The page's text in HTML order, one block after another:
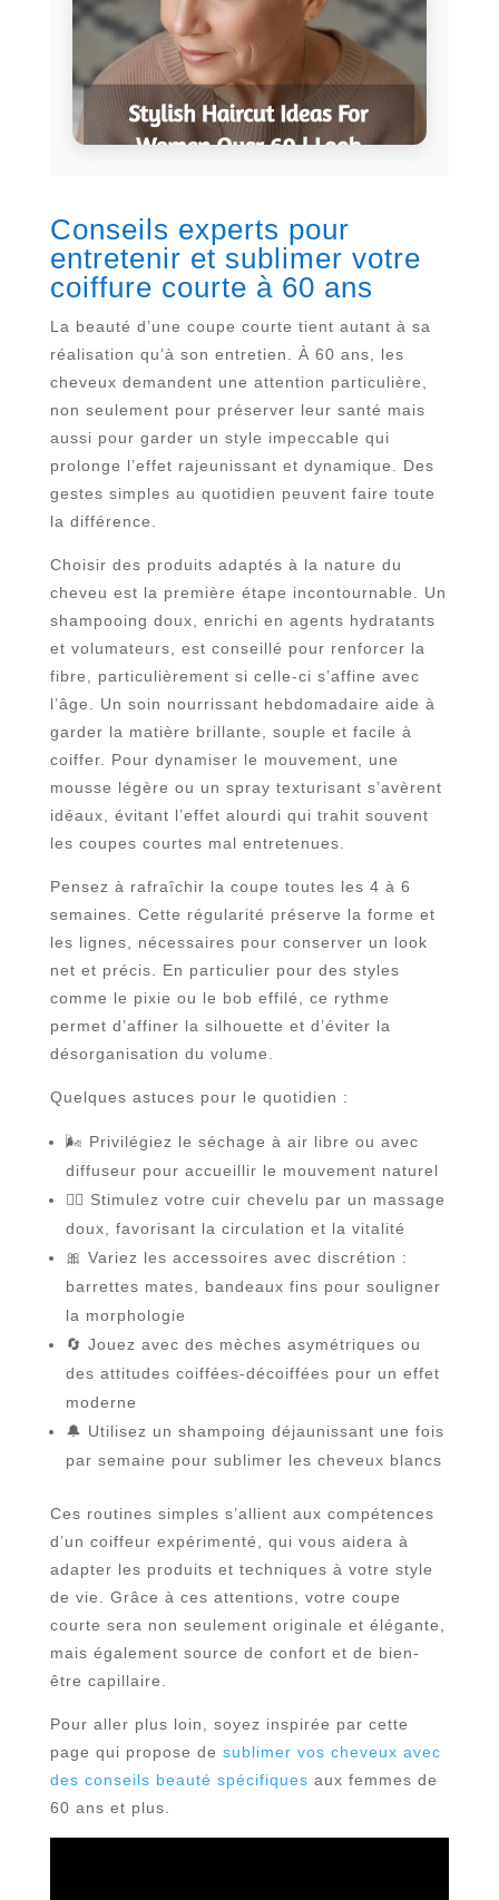
Conseils experts pour
entretenir et sublimer votre
coiffure courte à 60 ans
La beauté d’une coupe courte tient autant à sa
réalisation qu’à son entretien. À 60 ans, les
cheveux demandent une attention particulière,
non seulement pour préserver leur santé mais
aussi pour garder un style impeccable qui
prolonge l’effet rajeunissant et dynamique. Des
gestes simples au quotidien peuvent faire toute
la différence.
Choisir des produits adaptés à la nature du
cheveu est la première étape incontournable. Un
shampooing doux, enrichi en agents hydratants
et volumateurs, est conseillé pour renforcer la
fibre, particulièrement si celle-ci s’affine avec
l’âge. Un soin nourrissant hebdomadaire aide à
garder la matière brillante, souple et facile à
coiffer. Pour dynamiser le mouvement, une
mousse légère ou un spray texturisant s’avèrent
idéaux, évitant l’effet alourdi qui trahit souvent
les coupes courtes mal entretenues.
Pensez à rafraîchir la coupe toutes les 4 à 6
semaines. Cette régularité préserve la forme et
les lignes, nécessaires pour conserver un look
net et précis. En particulier pour des styles
comme le pixie ou le bob effilé, ce rythme
permet d’affiner la silhouette et d’éviter la
désorganisation du volume.
Quelques astuces pour le quotidien :
🌬️ Privilégiez le séchage à air libre ou avec
diffuseur pour accueillir le mouvement naturel
💆‍♀️ Stimulez votre cuir chevelu par un massage
doux, favorisant la circulation et la vitalité
🎀 Variez les accessoires avec discrétion :
barrettes mates, bandeaux fins pour souligner
la morphologie
🔄 Jouez avec des mèches asymétriques ou
des attitudes coiffées-décoiffées pour un effet
moderne
🔔 Utilisez un shampoing déjaunissant une fois
par semaine pour sublimer les cheveux blancs
Ces routines simples s’allient aux compétences
d’un coiffeur expérimenté, qui vous aidera à
adapter les produits et techniques à votre style
de vie. Grâce à ces attentions, votre coupe
courte sera non seulement originale et élégante,
mais également source de confort et de bien-
être capillaire.
Pour aller plus loin, soyez inspirée par cette
page qui propose de sublimer vos cheveux avec
des conseils beauté spécifiques aux femmes de
60 ans et plus.